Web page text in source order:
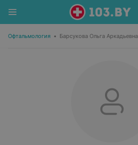
Офтальмология • Барсукова Ольга Аркадьевна